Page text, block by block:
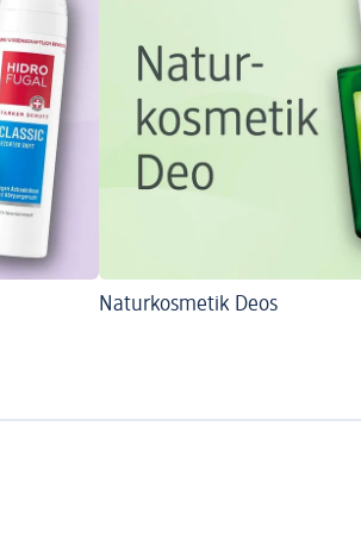
Naturkosmetik Deos